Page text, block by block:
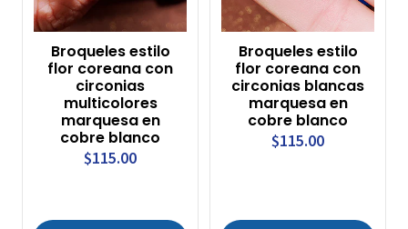
Broqueles estilo
flor coreana con
circonias
multicolores
marquesa en
cobre blanco
$115.00
Broqueles estilo
flor coreana con
circonias blancas
marquesa en
cobre blanco
$115.00